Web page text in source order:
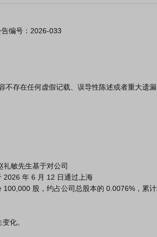
编号：2026-033
2026 年 6 月 12 日通过上海
股，约占公司总股本的 0.0076%，累